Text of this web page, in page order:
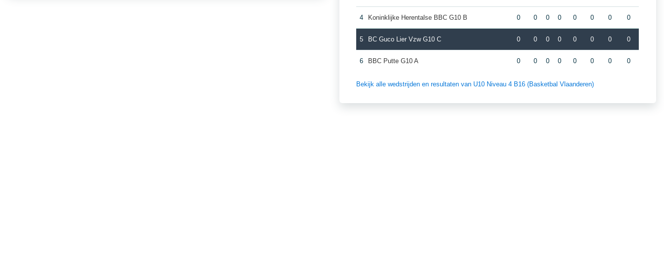
4 Koninklijke Herentalse BBC G10 B 0 0 0 0 0 0 0 0
5 BC Guco Lier Vzw G10 C 0 0 0 0 0 0 0 0
6 BBC Putte G10 A 0 0 0 0 0 0 0 0
Bekijk alle wedstrijden en resultaten van U10 Niveau 4 B16 (Basketbal Vlaanderen)